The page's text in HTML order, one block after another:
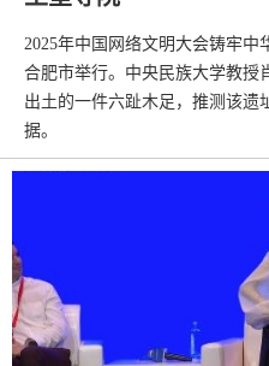
2025年中国网络文明大会铸牢
合肥市举行。中央民族大学教授
出土的一件六趾木足，推测该遗
据。